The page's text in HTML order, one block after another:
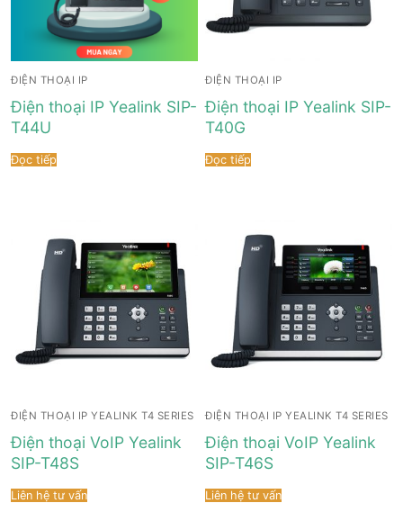
Hỗ trợ
Tài liệu hướng dẫn
Giới thiệu
Tin tức
ĐIỆN THOẠI IP
Điện thoại IP Yealink SIP-
T44U
Đọc tiếp
ĐIỆN THOẠI IP
Điện thoại IP Yealink SIP-
T40G
Đọc tiếp
ĐIỆN THOẠI IP YEALINK T4 SERIES
Điện thoại VoIP Yealink
SIP-T48S
Liên hệ tư vấn
ĐIỆN THOẠI IP YEALINK T4 SERIES
Điện thoại VoIP Yealink
SIP-T46S
Liên hệ tư vấn